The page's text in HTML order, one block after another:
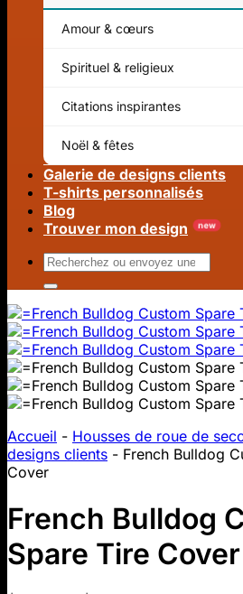
Amour & cœurs
Spirituel & religieux
Citations inspirantes
Noël & fêtes
Galerie de designs clients
T-shirts personnalisés
Blog
Trouver mon design
Rechercher
Accueil - Housses de roue de
designs clients - French Bulldog
Cover
French Bulldog
Spare Tire Cover